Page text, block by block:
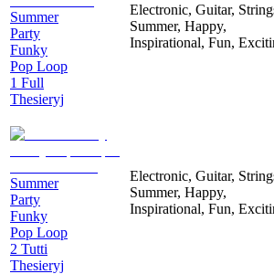
Summer
Party
Funky
Pop Loop
1 Full
Thesieryj
Electronic, Guitar,
Summer, Happy,
Inspirational, Fun,
Summer
Party
Funky
Pop Loop
2 Tutti
Thesieryj
Electronic, Guitar,
Summer, Happy,
Inspirational, Fun,